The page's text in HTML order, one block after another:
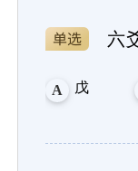
六
A 戊